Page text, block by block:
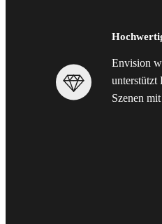
Envision
unterstützt
Szenen